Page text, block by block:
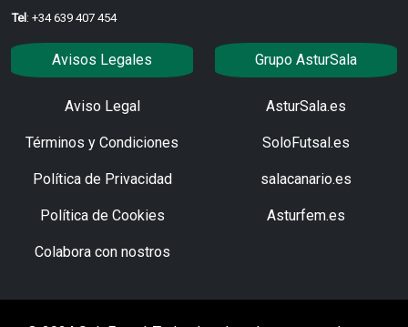
Tel: +34 639 407 454
Avisos Legales
Aviso Legal
Términos y Condiciones
Política de Privacidad
Política de Cookies
Colabora con nostros
Grupo AsturSala
AsturSala.es
SoloFutsal.es
salacanario.es
Asturfem.es